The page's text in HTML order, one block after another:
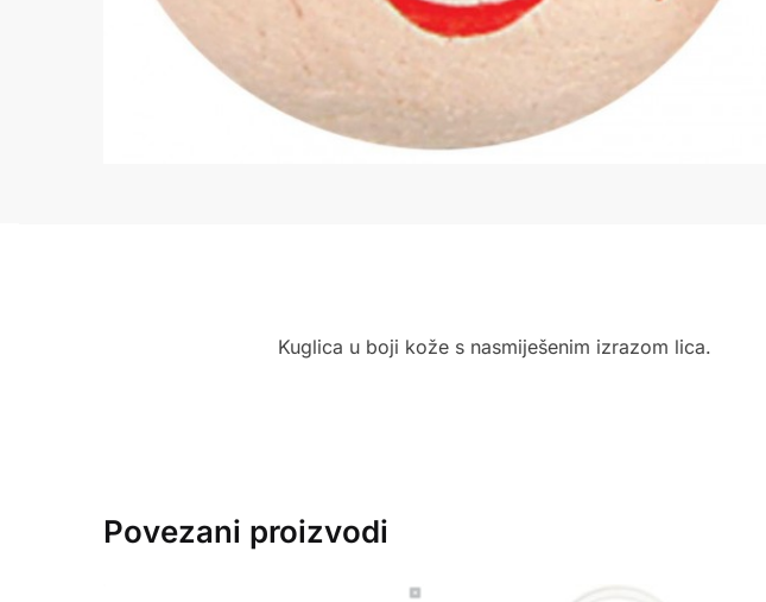
Kuglica u boji kože s nasmiješenim izrazom lica.
Povezani proizvodi